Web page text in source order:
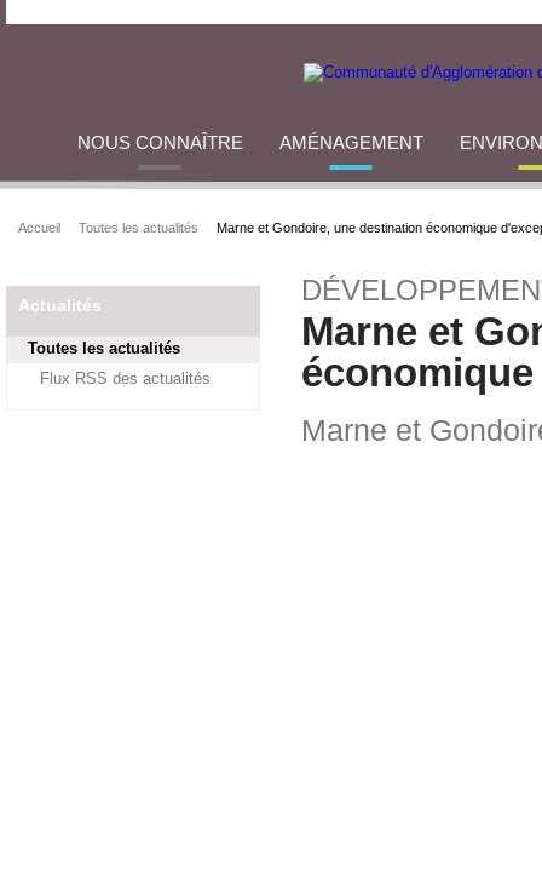
NOUS CONNAÎTRE AMÉNAGEMENT
Accueil Toutes les actualités Marne et Gondoire, une destination économique
Actualités
Toutes les actualités
Flux RSS des actualités
Marne et
Marne et